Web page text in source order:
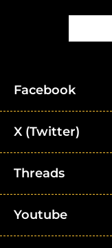
Facebook
X (Twitter)
Threads
Youtube